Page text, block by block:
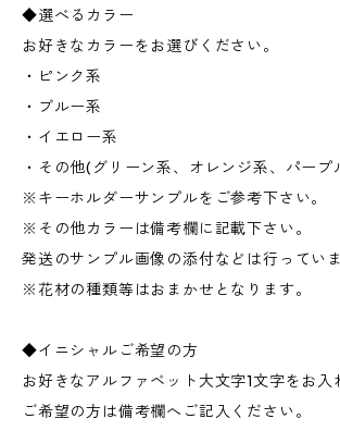
◆選べるカラー
お好きなカラーをお選びください。
・ピンク系
・ブルー系
・イエロー系
・その他(グリーン系、オレンジ系、パープ
※キーホルダーサンプルをご参考下さい。
※その他カラーは備考欄に記載下さい。
発送のサンプル画像の添付などは行っていま
※花材の種類等はおまかせとなります。
◆イニシャルご希望の方
お好きなアルファベット大文字1文字をお入
ご希望の方は備考欄へご記入ください。